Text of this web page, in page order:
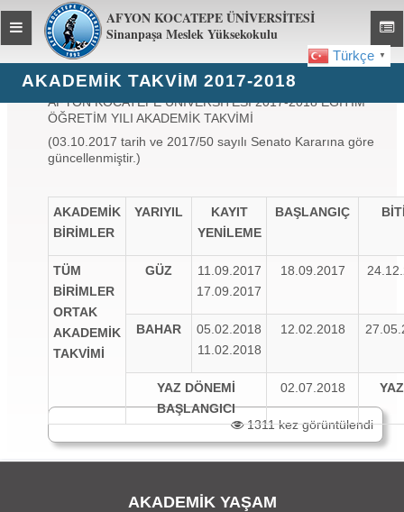
AFYON KOCATEPE ÜNİVERSİTESİ
Sinanpaşa Meslek Yüksekokulu
Toggle
global
navigation
Türkçe ▼
AKADEMIK TAKVIM 2017-2018
AFYON KOCATEPE ÜNİVERSİTESİ 2017-2018 EĞİTİM
ÖĞRETİM YILI AKADEMİK TAKVİMİ
(03.10.2017 tarih ve 2017/50 sayılı Senato Kararına göre
güncellenmiştir.)
AKADEMİK
BİRİMLER
YARIYIL
KAYIT
YENİLEME
BAŞLANGIÇ
TÜM
BİRİMLER
ORTAK
AKADEMİK
TAKVİMİ
GÜZ
11.09.2017
17.09.2017
18.09.2017
BAHAR
05.02.2018
11.02.2018
12.02.2018
YAZ DÖNEMİ
BAŞLANGICI
02.07.2018
1311 kez görüntülendi
AKADEMİK YAŞAM